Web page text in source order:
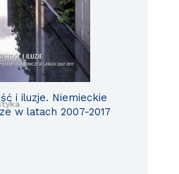
i iluzje. Niemieckie
w latach 2007-2017